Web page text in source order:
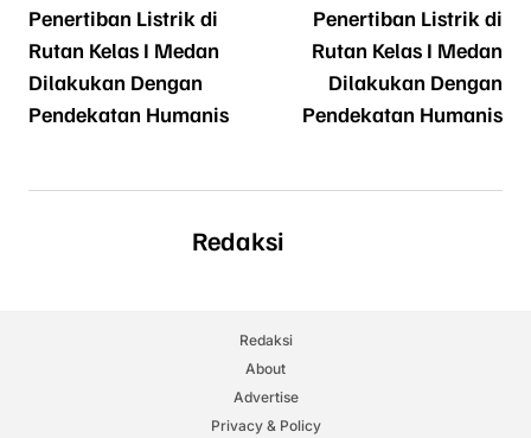
Penertiban Listrik di
Rutan Kelas I Medan
Dilakukan Dengan
Pendekatan Humanis
Penertiban Listrik di
Rutan Kelas I Medan
Dilakukan Dengan
Pendekatan Humanis
Redaksi
Redaksi
About
Advertise
Privacy & Policy